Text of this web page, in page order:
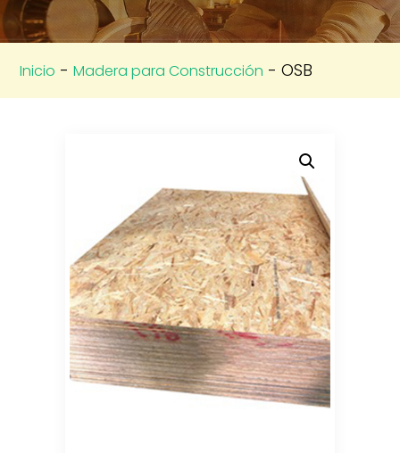
Inicio -Madera para Construcción - OSB